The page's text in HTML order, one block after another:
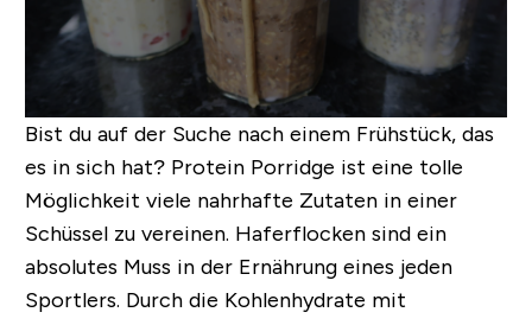
Bist du auf der Suche nach einem Frühstück, das
es in sich hat?Protein Porridge ist eine tolle
Möglichkeit viele nahrhafte Zutaten in einer
Schüssel zu vereinen. Haferflocken sind ein
absolutes Muss in der Ernährung eines jeden
Sportlers. Durch die Kohlenhydrate mit